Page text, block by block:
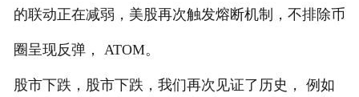
的联动正在减弱，美股再次触发熔断机制，不排除币
圈呈现反弹， ATOM。
股市下跌，股市下跌，我们再次见证了历史， 例如